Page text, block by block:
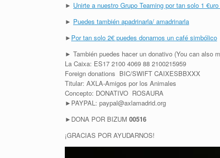
► Unirte a nuestro Grupo Teaming por tan solo 1
► Puedes también apadrinarla/ amadrinarla
► Por tan solo 2€ puedes donarnos un café simbólico
► También puedes hacer un donativo (You can also
La Caixa: ES17 2100 4069 88 2100215959
Foreign donations BIC/SWIFT CAIXESBBXXX
Titular: AXLA-Amigos por los Animales
Concepto: DONATIVO ROSAURA
►PAYPAL: paypal@axlamadrid.org
►DONA POR BIZUM 00516
¡GRACIAS POR AYUDARNOS!